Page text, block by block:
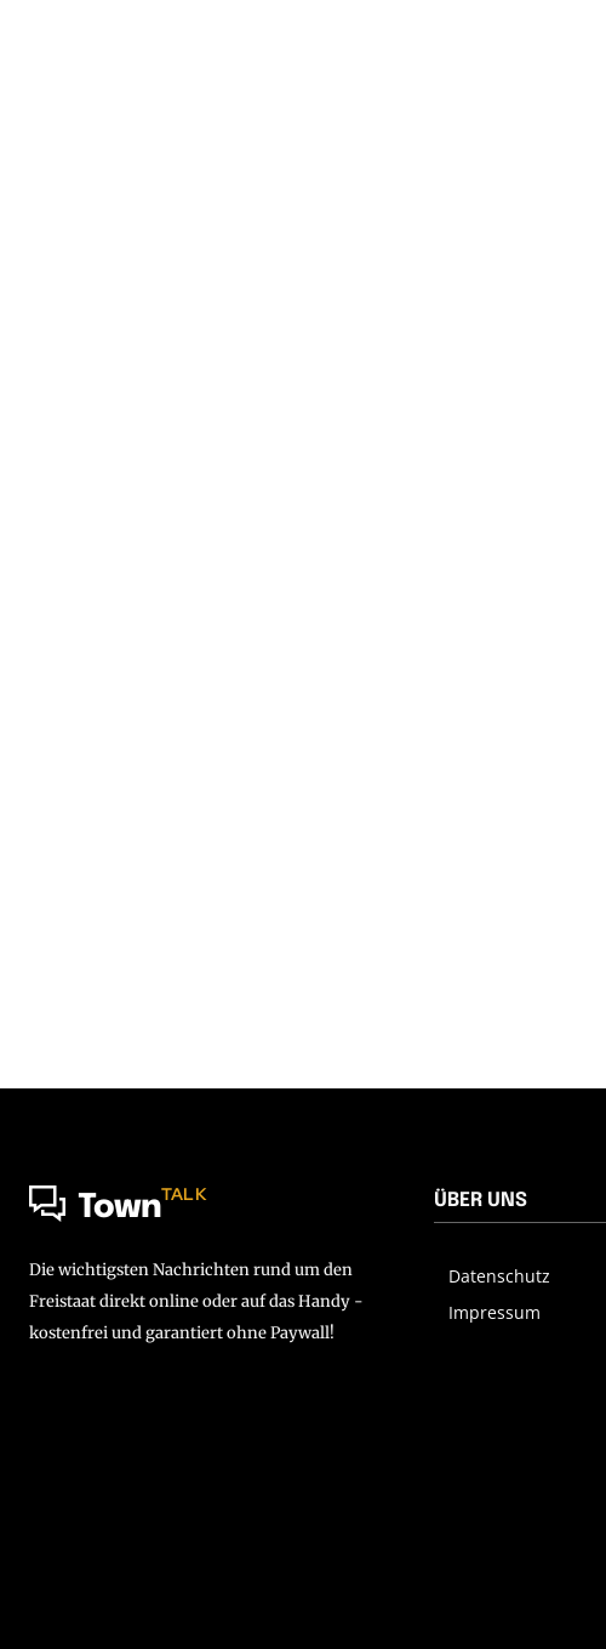
TownTALK
Die wichtigsten Nachrichten rund um den
Freistaat direkt online oder auf das Handy -
kostenfrei und garantiert ohne Paywall!
ÜBER UNS
Datenschutz
Impressum